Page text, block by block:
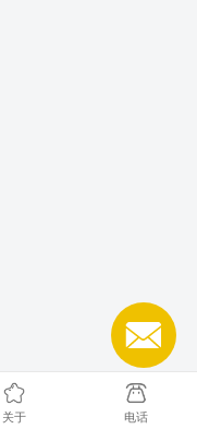
关于 电话